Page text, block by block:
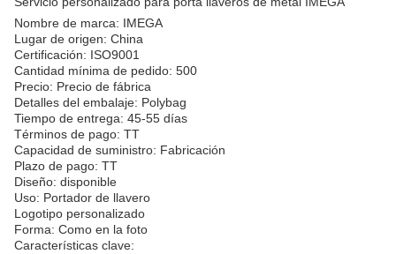
Nombre de marca: IMEGA
Lugar de origen: China
Certificación: ISO9001
Cantidad mínima de pedido: 500
Precio: Precio de fábrica
Detalles del embalaje: Polybag
Tiempo de entrega: 45-55 días
Términos de pago: TT
Capacidad de suministro: Fabricación
Plazo de pago: TT
Diseño: disponible
Uso: Portador de llavero
Logotipo personalizado
Forma: Como en la foto
Características clave: